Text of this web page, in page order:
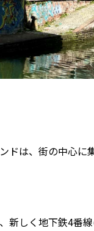
ドは、街の中心に
新しく地下鉄4番